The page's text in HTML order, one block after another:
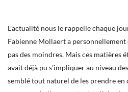
L’actualité nous le rappelle chaque
Fabienne Mollaert a personnellement
pas des moindres. Mais ces matières
avait déjà pu s’impliquer au niveau
semblé tout naturel de les prendre en